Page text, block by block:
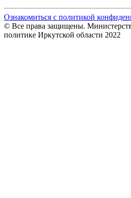
Ознакомиться с политикой
© Все права защищены.
политике Иркутской области 2022